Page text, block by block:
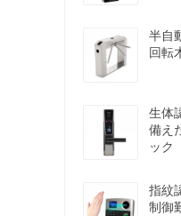
半自
回転
生体
備え
ック
指紋
制御